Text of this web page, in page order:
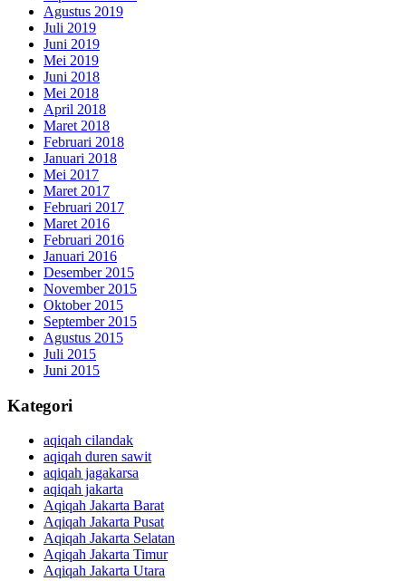
Agustus 2019
Juli 2019
Juni 2019
Mei 2019
Juni 2018
Mei 2018
April 2018
Maret 2018
Februari 2018
Januari 2018
Mei 2017
Maret 2017
Februari 2017
Maret 2016
Februari 2016
Januari 2016
Desember 2015
November 2015
Oktober 2015
September 2015
Agustus 2015
Juli 2015
Juni 2015
Kategori
aqiqah cilandak
aqiqah duren sawit
aqiqah jagakarsa
aqiqah jakarta
Aqiqah Jakarta Barat
Aqiqah Jakarta Pusat
Aqiqah Jakarta Selatan
Aqiqah Jakarta Timur
Aqiqah Jakarta Utara